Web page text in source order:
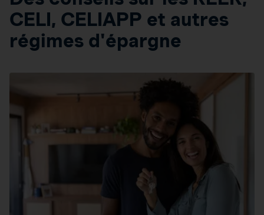
CELI, CELIAPP et autres
régimes d'épargne